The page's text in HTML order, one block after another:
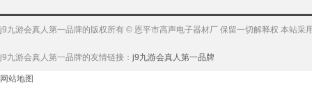
j9九游会真人第一品牌的版权所有 © 恩平市高声电子器材厂 保留一切解释权 本站采
j9九游会真人第一品牌的友情链接： j9九游会真人第一品牌
网站地图